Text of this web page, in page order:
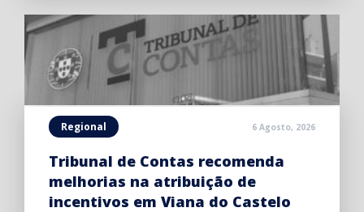
Regional 6 Agosto, 2026
Tribunal de Contas recomenda
melhorias na atribuição de
incentivos em Viana do Castelo